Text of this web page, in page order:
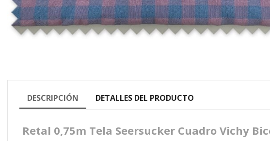
DESCRIPCIÓN DETALLES DEL PRODUCTO
Retal 0,75m Tela Seersucker Cuadro Vichy